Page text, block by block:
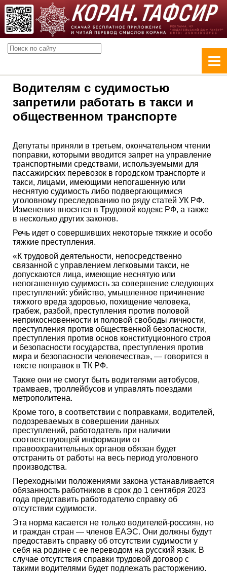
Водителям с судимостью
запретили работать в такси и
общественном транспорте
Депутаты приняли в третьем, окончательном чтении
поправки, которыми вводится запрет на управление
транспортными средствами, используемыми для
пассажирских перевозок в городском транспорте и
такси, лицами, имеющими непогашенную или
неснятую судимость либо подвергающимися
уголовному преследованию по ряду статей УК РФ.
Изменения вносятся в Трудовой кодекс РФ, а также
в несколько других законов.
Речь идет о совершивших некоторые тяжкие и особо
тяжкие преступления.
«К трудовой деятельности, непосредственно
связанной с управлением легковыми такси, не
допускаются лица, имеющие неснятую или
непогашенную судимость за совершение следующих
преступлений: убийство, умышленное причинение
тяжкого вреда здоровью, похищение человека,
грабеж, разбой, преступления против половой
неприкосновенности и половой свободы личности,
преступления против общественной безопасности,
преступления против основ конституционного строя
и безопасности государства, преступления против
мира и безопасности человечества», — говорится в
тексте поправок в ТК РФ.
Также они не смогут быть водителями автобусов,
трамваев, троллейбусов и управлять поездами
метрополитена.
Кроме того, в соответствии с поправками, водителей,
подозреваемых в совершении данных
преступлений, работодатель при наличии
соответствующей информации от
правоохранительных органов обязан будет
отстранить от работы на весь период уголовного
производства.
Переходными положениями закона устанавливается
обязанность работников в срок до 1 сентября 2023
года представить работодателю справку об
отсутствии судимости.
Эта норма касается не только водителей-россиян, но
и граждан стран — членов ЕАЭС. Они должны будут
предоставить справку об отсутствии судимости у
себя на родине с ее переводом на русский язык. В
случае отсутствия справки трудовой договор с
такими водителями будет подлежать расторжению.